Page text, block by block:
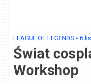
LEAGUE OF LEGENDS •6
Świat
Workshop